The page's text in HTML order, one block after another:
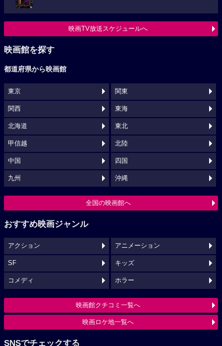
映画TV放送スケジュールへ
映画館を探す
都道府県から映画館
東京 関東
関西 東海
北海道 東北
甲信越 北陸
中国 四国
九州 沖縄
全国の映画館へ
おすすめ映画ジャンル
アクション アニメーション
SF キッズ
コメディ ホラー
映画館クチコミ一覧へ
映画ロケ地一覧へ
SNSでチェックする